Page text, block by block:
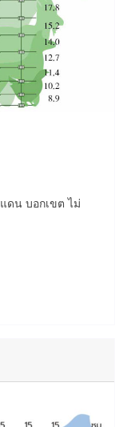
ดน บอกเขต ไม่